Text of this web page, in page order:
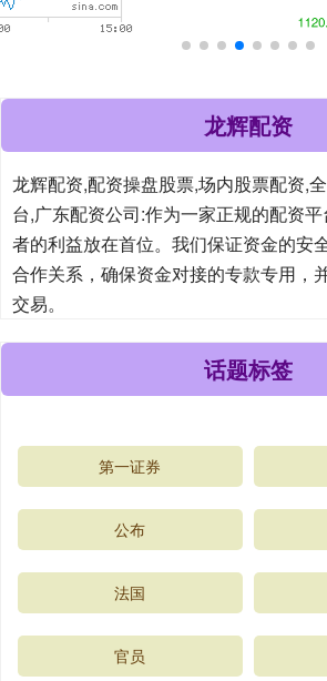
龙辉配资
龙辉配资,配资操盘股票,场内股票配资,
台,广东配资公司:作为一家正规的配资
者的利益放在首位。我们保证资金的安
合作关系，确保资金对接的专款专用，
交易。
话题标签
第一证券
公布
法国
官员